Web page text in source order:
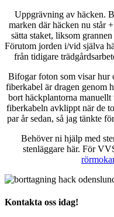
Uppgrävning av häcken.
marken där häcken nu står
sätta staket, liksom
Förutom jorden i/vid själva
från tidigare
Bifogar foton som visar hur
fiberkabel är dragen genom
bort häckplantorna
fiberkabeln avklippt när de
par år sedan, så jag tänkte
Behöver ni hjälp med
stenläggare här. För
Kontakta oss idag!